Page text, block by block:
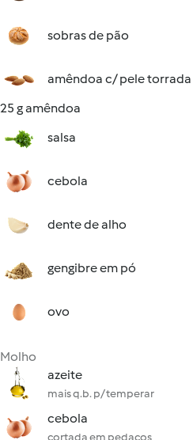
sobras de pão
amêndoa c/ pele torrada
25 g amêndoa
salsa
cebola
dente de alho
gengibre em pó
ovo
Molho
azeite
mais q.b. p/ temperar
cebola
cortada em pedaços